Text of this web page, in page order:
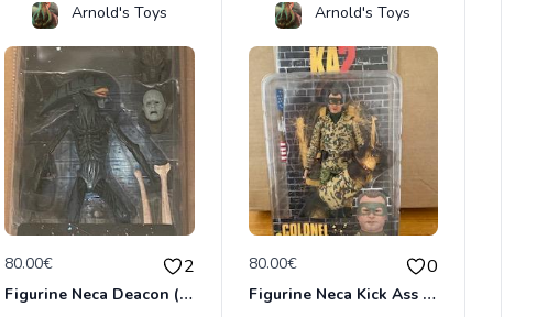
Arnold's Toys
80.00€ 2
Figurine Neca Deacon (Prometheus)
Arnold's Toys
80.00€ 0
Figurine Neca Kick Ass 2 (Colonel Stars & Stripes)